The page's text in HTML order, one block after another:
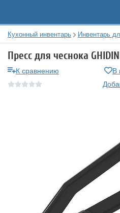
Кухонный инвентарь Инвентарь
Пресс для чеснока
К сравнению
В